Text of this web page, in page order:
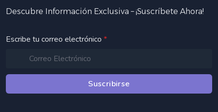
Descubre Información Exclusiva – ¡Suscríbete Ahora!
Escribe tu correo electrónico *
Suscribirse